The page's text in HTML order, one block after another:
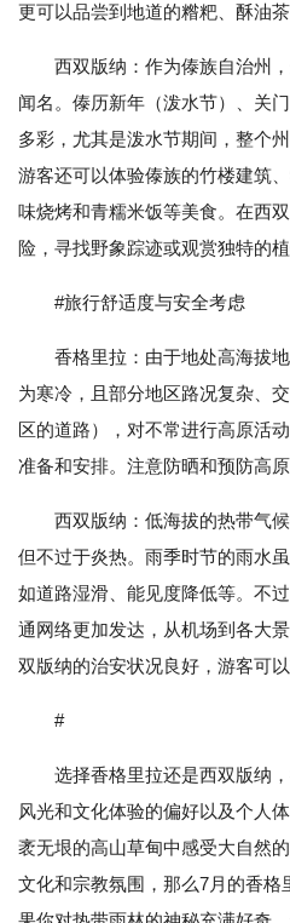
更可以品尝到地道的糌粑、酥油茶
西双版纳：作为傣族自治州
闻名。傣历新年（泼水节）、关
多彩，尤其是泼水节期间，整个
游客还可以体验傣族的竹楼建筑
味烧烤和青糯米饭等美食。在西
险，寻找野象踪迹或观赏独特的
#旅行舒适度与安全考虑
香格里拉：由于地处高海拔
为寒冷，且部分地区路况复杂、
区的道路），对不常进行高原活
准备和安排。注意防晒和预防高原
西双版纳：低海拔的热带气
但不过于炎热。雨季时节的雨水
如道路湿滑、能见度降低等。不
通网络更加发达，从机场到各大
双版纳的治安状况良好，游客可
#
选择香格里拉还是西双版纳
风光和文化体验的偏好以及个人
袤无垠的高山草甸中感受大自然
文化和宗教氛围，那么7月的香格